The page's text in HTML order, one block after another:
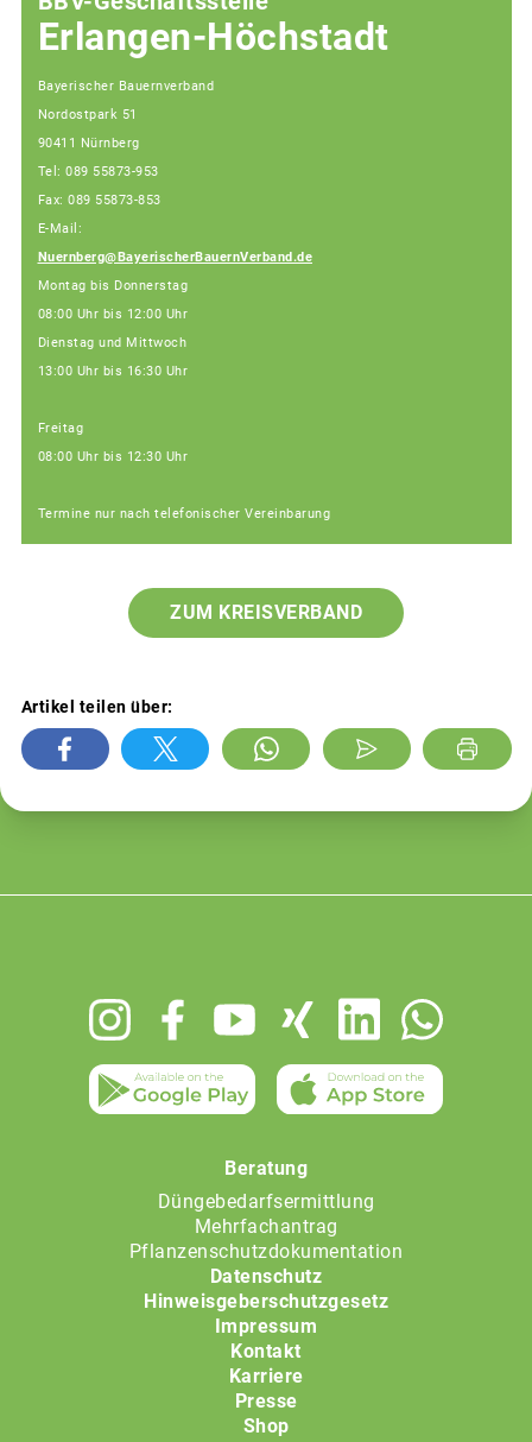
Erlangen-Höchstadt
Bayerischer Bauernverband
Nordostpark 51
90411 Nürnberg
Tel: 089 55873-953
Fax: 089 55873-853
E-Mail:
Nuernberg@BayerischerBauernVerband.de
Montag bis Donnerstag
08:00 Uhr bis 12:00 Uhr
Dienstag und Mittwoch
13:00 Uhr bis 16:30 Uhr
Freitag
08:00 Uhr bis 12:30 Uhr
Termine nur nach telefonischer Vereinbarung
ZUM KREISVERBAND
Artikel teilen über:
Beratung
Düngebedarfsermittlung
Mehrfachantrag
Pflanzenschutzdokumentation
Datenschutz
Hinweisgeberschutzgesetz
Impressum
Kontakt
Karriere
Presse
Shop